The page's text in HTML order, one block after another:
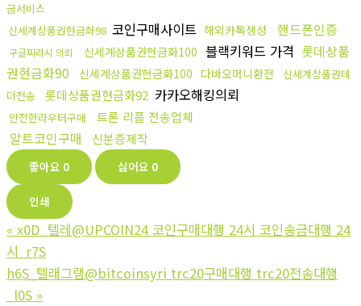
금서비스
신세계상품권현금화98 코인구매사이트 해외카톡생성 핸드폰인증
구글찌라시 의뢰 신세계상품권현금화100 블랙키워드 가격 롯데상품
권현금화90
신세계상품권현금화100 다바오머니환전
신세계상품권테
더전송
롯데상품권현금화92 카카오해킹의뢰
안전한라우터구매 트론 리플 전송업체
알트코인구매 신분증제작
좋아요 0 싫어요 0
인쇄
« x0D_텔레@UPCOIN24 코인구매대행 24시 코인송금대행 24
시_r7S
h6S_텔래그램@bitcoinsyri trc20구매대행 trc20전송대행
_l0S »